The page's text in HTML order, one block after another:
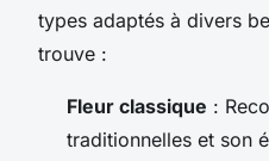
types adaptés à divers
trouve :
Fleur classique :
traditionnelles et son